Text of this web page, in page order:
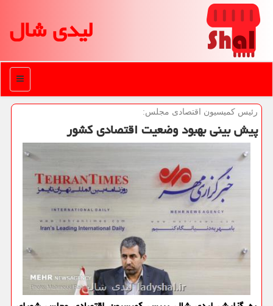
لیدی شال
منو
رئیس كمیسیون اقتصادی مجلس:
پیش بینی بهبود وضعیت اقتصادی کشور